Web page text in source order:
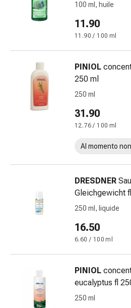
compressivi
Medicazioni
Bende,
accessori
Medicazioni
tubolari
Ustioni
scottature
cambio
della
medicazione
Medicazioni
Trattamento
100 ml, huile
11.90
11.90 / 100 ml
PINIOL
250 ml
250 ml
31.90
12.76 / 100 ml
Al momento
DRESDNER
Gleichgewicht
250 ml, liquide
16.50
6.60 / 100 ml
PINIOL
eucalyptus fl
250 ml